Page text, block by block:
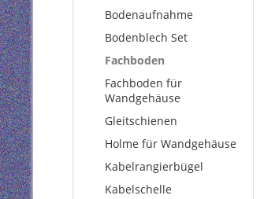
Bodenaufnahme
Bodenblech Set
Fachboden
Fachboden für
Wandgehäuse
Gleitschienen
Holme für Wandgehäuse
Kabelrangierbügel
Kabelschelle